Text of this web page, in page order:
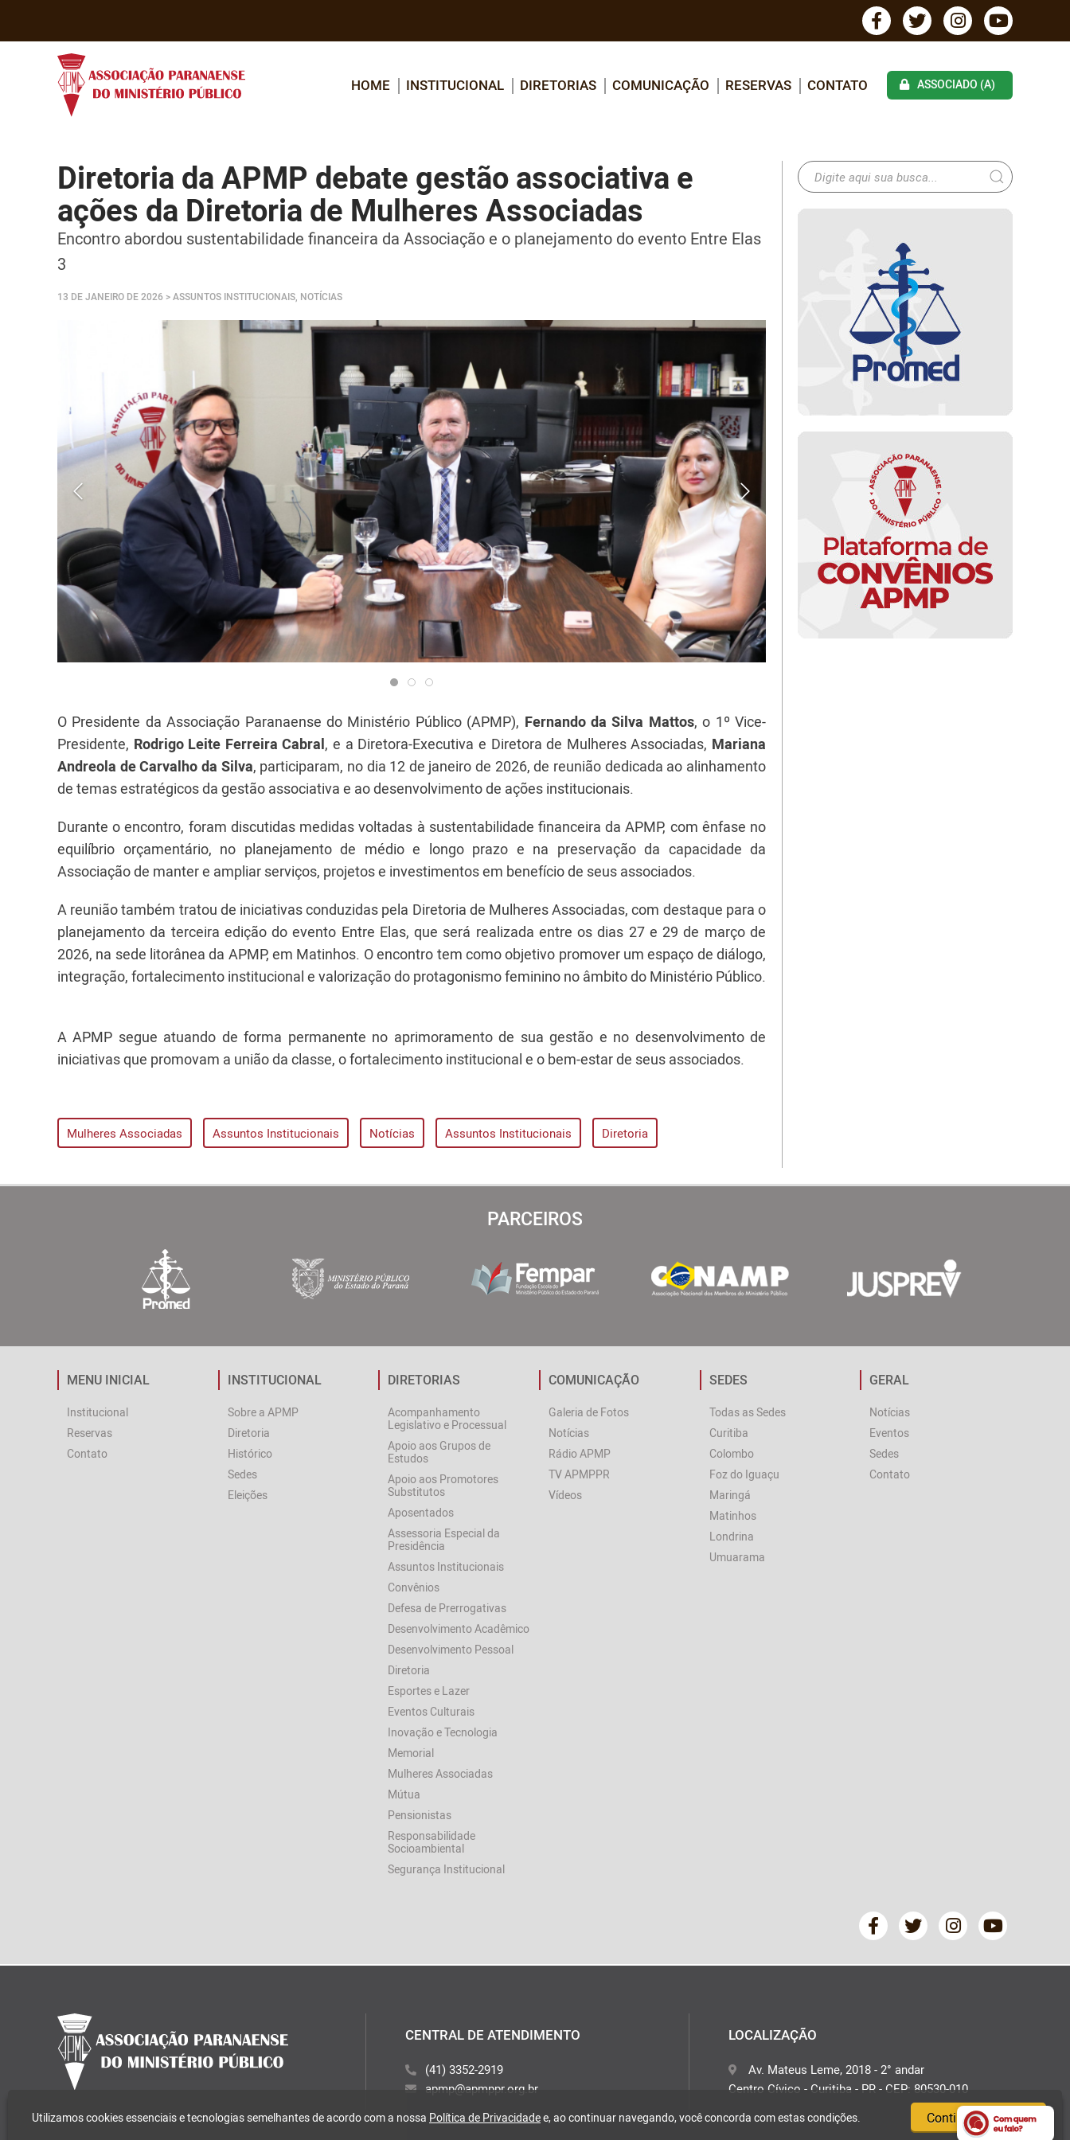
HOME INSTITUCIONAL DIRETORIAS COMUNICAÇÃO RESERVAS CONTATO ASSOCIADO (A)
Diretoria da APMP debate gestão associativa e
ações da Diretoria de Mulheres Associadas
Encontro abordou sustentabilidade financeira da Associação e o planejamento do evento Entre Elas
3
13 DE JANEIRO DE 2026 > ASSUNTOS INSTITUCIONAIS, NOTÍCIAS
O Presidente da Associação Paranaense do Ministério Público (APMP), Fernando da Silva Mattos, o 1º Vice-
Presidente, Rodrigo Leite Ferreira Cabral, e a Diretora-Executiva e Diretora de Mulheres Associadas, Mariana
Andreola de Carvalho da Silva, participaram, no dia 12 de janeiro de 2026, de reunião dedicada ao alinhamento
de temas estratégicos da gestão associativa e ao desenvolvimento de ações institucionais.
Durante o encontro, foram discutidas medidas voltadas à sustentabilidade financeira da APMP, com ênfase no
equilíbrio orçamentário, no planejamento de médio e longo prazo e na preservação da capacidade da
Associação de manter e ampliar serviços, projetos e investimentos em benefício de seus associados.
A reunião também tratou de iniciativas conduzidas pela Diretoria de Mulheres Associadas, com destaque para o
planejamento da terceira edição do evento Entre Elas, que será realizada entre os dias 27 e 29 de março de
2026, na sede litorânea da APMP, em Matinhos. O encontro tem como objetivo promover um espaço de diálogo,
integração, fortalecimento institucional e valorização do protagonismo feminino no âmbito do Ministério Público.
A APMP segue atuando de forma permanente no aprimoramento de sua gestão e no desenvolvimento de
iniciativas que promovam a união da classe, o fortalecimento institucional e o bem-estar de seus associados.
Mulheres Associadas Assuntos Institucionais Notícias Assuntos Institucionais Diretoria
PARCEIROS
MENU INICIAL
Institucional
Reservas
Contato
INSTITUCIONAL
Sobre a APMP
Diretoria
Histórico
Sedes
Eleições
DIRETORIAS
Acompanhamento
Legislativo e Processual
Apoio aos Grupos de
Estudos
Apoio aos Promotores
Substitutos
Aposentados
Assessoria Especial da
Presidência
Assuntos Institucionais
Convênios
Defesa de Prerrogativas
Desenvolvimento Acadêmico
Desenvolvimento Pessoal
Diretoria
Esportes e Lazer
Eventos Culturais
Inovação e Tecnologia
Memorial
Mulheres Associadas
Mútua
Pensionistas
Responsabilidade
Socioambiental
Segurança Institucional
COMUNICAÇÃO
Galeria de Fotos
Notícias
Rádio APMP
TV APMPPR
Vídeos
SEDES
Todas as Sedes
Curitiba
Colombo
Foz do Iguaçu
Maringá
Matinhos
Londrina
Umuarama
GERAL
Notícias
Eventos
Sedes
Contato
CENTRAL DE ATENDIMENTO
(41) 3352-2919
apmp@apmppr.org.br
LOCALIZAÇÃO
Av. Mateus Leme, 2018 - 2° andar
Centro Cívico - Curitiba - PR - CEP: 80530-010
Utilizamos cookies essenciais e tecnologias semelhantes de acordo com a nossa Política de Privacidadee, ao continuar navegando, você concorda com estas condições. Continuar e fechar